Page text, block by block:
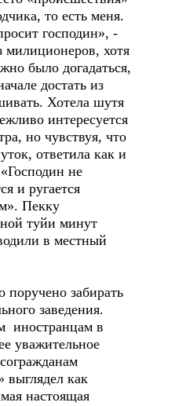
то есть меня.
господин», -
милиционеров, хотя
было догадаться,
достать из
Хотела шутя
интересуется
но чувствуя, что
ответила как и
не
и ругается
Пекку
туйи минут
в местный
забирать
заведения.
иностранцам в
уважительное
выглядел как
настоящая